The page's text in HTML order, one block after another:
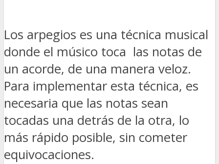
Los arpegios es una técnica musical
donde el músico toca las notas de
un acorde, de una manera veloz.
Para implementar esta técnica, es
necesaria que las notas sean
tocadas una detrás de la otra, lo
más rápido posible, sin cometer
equivocaciones.